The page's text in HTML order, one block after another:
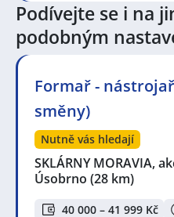
Podívejte se i na
podobným
Formař -
směny)
Nutně vás hledají
SKLÁRNY MORAVIA,
Úsobrno (28 km)
40 000 – 41 999 Kč